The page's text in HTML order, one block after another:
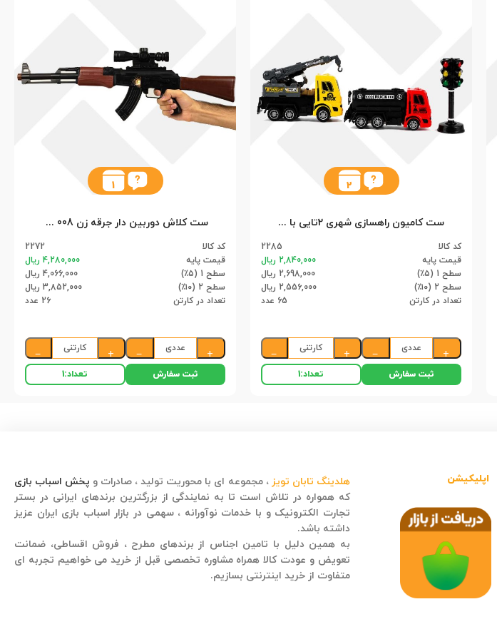
2
ست کامیون راهسازی شهری 2تایی با چراغ راهنمایی 9865 سلفونی (65)
کد کالا
2285
قیمت پایه
2,840,000 ریال
سطح 1 (۵٪)
2,698,000 ریال
سطح 2 (۱۰٪)
2,556,000 ریال
تعداد در کارتن
65 عدد
+
عددی
−
+
کارتنی
−
ثبت سفارش تعداد:1
1
ست کلاش دوربین دار جرقه زن 008 آهو (26)
کد کالا
2272
قیمت پایه
4,280,000 ریال
سطح 1 (۵٪)
4,066,000 ریال
سطح 2 (۱۰٪)
3,852,000 ریال
تعداد در کارتن
26 عدد
+
عددی
−
+
کارتنی
−
ثبت سفارش تعداد:1
اپلیکیشن هلدینگ تابان تویز ، مجموعه ای با محوریت تولید ، صادرات و پخش اسباب بازی
که همواره در تلاش است تا به نمایندگی از بزرگترین برندهای ایرانی در بستر
تجارت الکترونیک و با خدمات نوآورانه ، سهمی در بازار اسباب بازی ایران عزیز
داشته باشد.
به همین دلیل با تامین اجناس از برندهای مطرح ، فروش اقساطی، ضمانت
تعویض و عودت کالا همراه مشاوره تخصصی قبل از خرید می خواهیم تجربه ای
متفاوت از خرید اینترنتی بسازیم.